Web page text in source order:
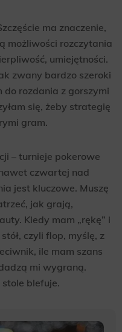
ma znaczenie,
możliwości rozczytania
umiejętności.
zwany bardzo szeroki
do rozdania z gorszymi
się, żeby strategię
gram.
– turnieje pokerowe
czwartej nad
jest kluczowe. Muszę
jak grają,
Kiedy mam „rękę” i
czyli flop, myślę, z
ile mam szans
mi wygraną.
blefuje.